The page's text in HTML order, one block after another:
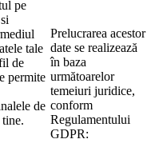
pe
tale
de
permite
de
Prelucrarea acestor
date se realizează
în baza
următoarelor
temeiuri juridice,
conform
Regulamentului
GDPR: